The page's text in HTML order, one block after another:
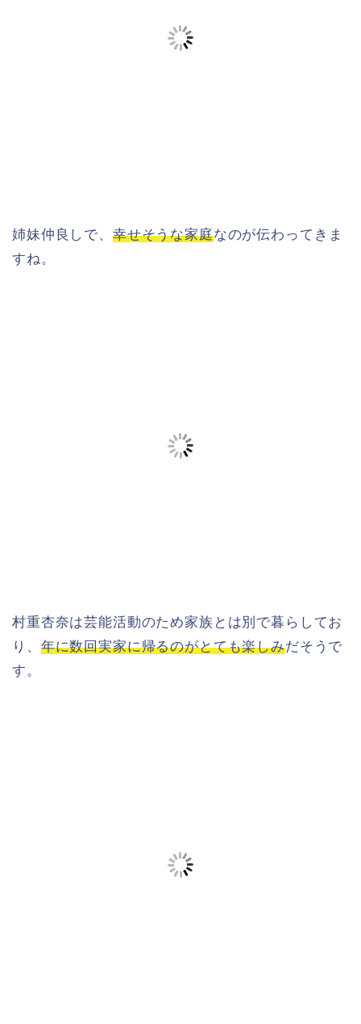
姉妹仲良しで、 幸せそうな家庭なのが伝わってきま
すね。
村重杏奈は芸能活動のため家族とは別で暮らしてお
り、 年に数回実家に帰るのがとても楽しみだそうで
す。